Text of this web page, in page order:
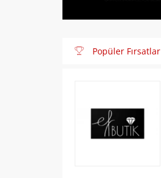
Popüler Fırsatlar